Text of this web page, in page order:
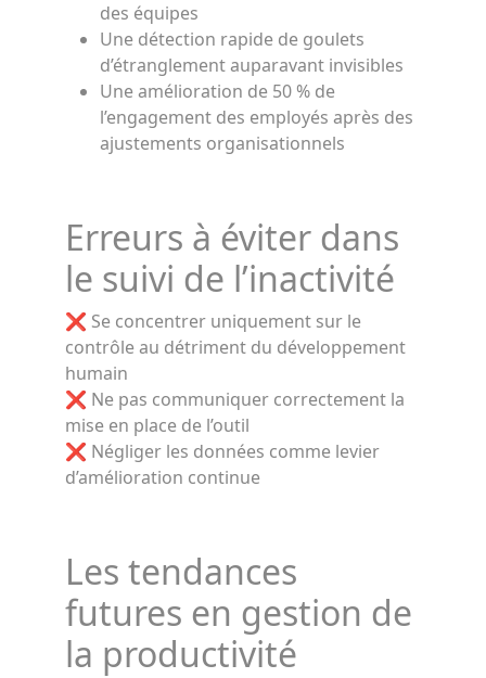
des équipes
Une détection rapide de goulets
d’étranglement auparavant invisibles
Une amélioration de 50 % de
l’engagement des employés après des
ajustements organisationnels
Erreurs à éviter dans
le suivi de l’inactivité
❌ Se concentrer uniquement sur le
contrôle au détriment du développement
humain
❌ Ne pas communiquer correctement la
mise en place de l’outil
❌ Négliger les données comme levier
d’amélioration continue
Les tendances
futures en gestion de
la productivité